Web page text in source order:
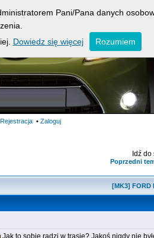
Rejestracja • Zaloguj
Idź do
Poprzedni
[MK3] FORD
Jak to sobie radzi w trasie? Jakoś nigdy nie
Pani/Pana danych
Dowiedz się więcej Rozumiem